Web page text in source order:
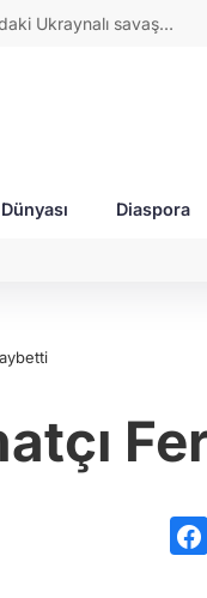
kâğıt değil,
0,0018
6.660,55
Diaspora